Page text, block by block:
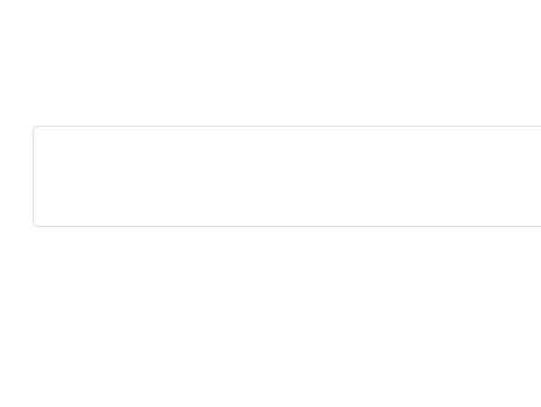
Ürün bilgilerinde hatalar bulunuyor.